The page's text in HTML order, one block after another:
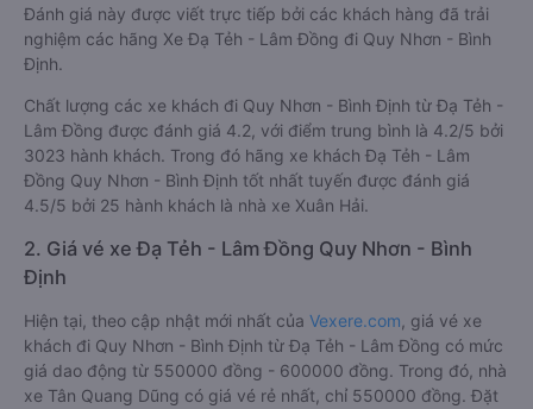
Đánh giá này được viết trực tiếp bởi các khách hàng đã trải
nghiệm các hãng Xe Đạ Tẻh - Lâm Đồng đi Quy Nhơn - Bình
Định.
Chất lượng các xe khách đi Quy Nhơn - Bình Định từ Đạ Tẻh -
Lâm Đồng được đánh giá 4.2, với điểm trung bình là 4.2/5 bởi
3023 hành khách. Trong đó hãng xe khách Đạ Tẻh - Lâm
Đồng Quy Nhơn - Bình Định tốt nhất tuyến được đánh giá
4.5/5 bởi 25 hành khách là nhà xe Xuân Hải.
2. Giá vé xe Đạ Tẻh - Lâm Đồng Quy Nhơn - Bình
Định
Hiện tại, theo cập nhật mới nhất của Vexere.com , giá vé xe
khách đi Quy Nhơn - Bình Định từ Đạ Tẻh - Lâm Đồng có mức
giá dao động từ 550000 đồng - 600000 đồng. Trong đó, nhà
xe Tân Quang Dũng có giá vé rẻ nhất, chỉ 550000 đồng. Đặt